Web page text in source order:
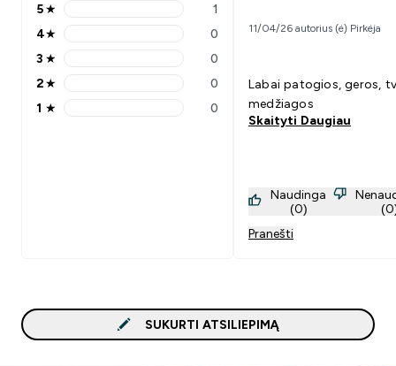
5 stars rating 1 reviews
5★ 1
4 stars rating 0 reviews
4★ 0
3 stars rating 0 reviews
3 ★ 0
2 stars rating 0 reviews
2★ 0
1 stars rating 0 reviews
1 ★ 0
11/04/26 autorius (ė) Pirkėja
Labai patogios, geros,
medžiagos
Skaityti Daugiau
Naudinga
(0)
Pranešti
SUKURTI ATSILIEPIMĄ